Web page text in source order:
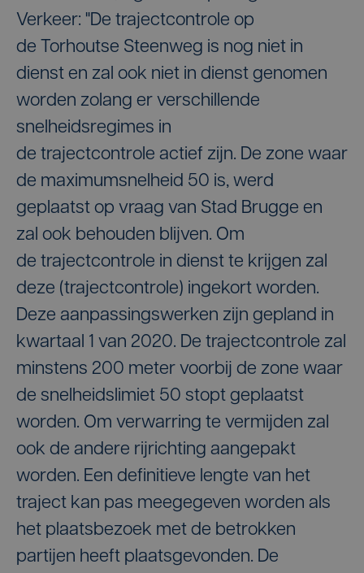
Verkeer: "De trajectcontrole op
de Torhoutse Steenweg is nog niet in
dienst en zal ook niet in dienst genomen
worden zolang er verschillende
snelheidsregimes in
de trajectcontrole actief zijn. De zone waar
de maximumsnelheid 50 is, werd
geplaatst op vraag van Stad Brugge en
zal ook behouden blijven. Om
de trajectcontrole in dienst te krijgen zal
deze (trajectcontrole) ingekort worden.
Deze aanpassingswerken zijn gepland in
kwartaal 1 van 2020. De trajectcontrole zal
minstens 200 meter voorbij de zone waar
de snelheidslimiet 50 stopt geplaatst
worden. Om verwarring te vermijden zal
ook de andere rijrichting aangepakt
worden. Een definitieve lengte van het
traject kan pas meegegeven worden als
het plaatsbezoek met de betrokken
partijen heeft plaatsgevonden. De